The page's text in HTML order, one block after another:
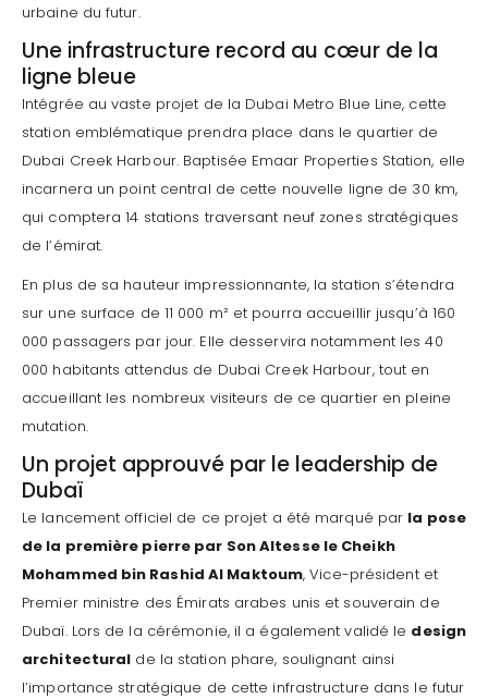
urbaine du futur.
Une infrastructure record au cœur de la
ligne bleue
Intégrée au vaste projet de la Dubai Metro Blue Line, cette
station emblématique prendra place dans le quartier de
Dubai Creek Harbour. Baptisée Emaar Properties Station, elle
incarnera un point central de cette nouvelle ligne de 30 km,
qui comptera 14 stations traversant neuf zones stratégiques
de l’émirat.
En plus de sa hauteur impressionnante, la station s’étendra
sur une surface de 11 000 m² et pourra accueillir jusqu’à 160
000 passagers par jour. Elle desservira notamment les 40
000 habitants attendus de Dubai Creek Harbour, tout en
accueillant les nombreux visiteurs de ce quartier en pleine
mutation.
Un projet approuvé par le leadership de
Dubaï
Le lancement officiel de ce projet a été marqué par la pose
de la première pierre par Son Altesse le Cheikh
Mohammed bin Rashid Al Maktoum, Vice-président et
Premier ministre des Émirats arabes unis et souverain de
Dubaï. Lors de la cérémonie, il a également validé le design
architectural de la station phare, soulignant ainsi
l’importance stratégique de cette infrastructure dans le futur